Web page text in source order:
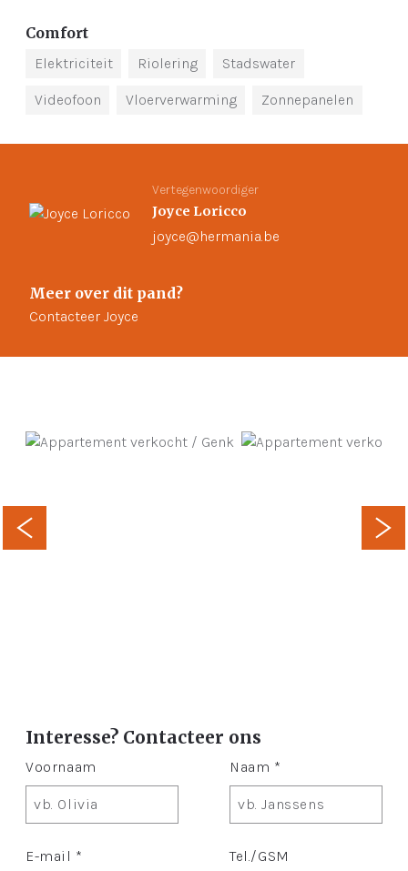
Comfort
Elektriciteit Riolering Stadswater
Videofoon Vloerverwarming Zonnepanelen
Vertegenwoordiger
Joyce Loricco
joyce@hermania.be
Meer over dit pand?
Contacteer Joyce
Interesse? Contacteer ons
Voornaam Naam *
E-mail * Tel./GSM